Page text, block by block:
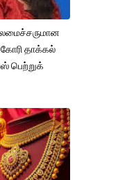
கோரி தாக்கல்
பெற்றுக்